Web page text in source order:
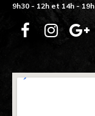
9h30 - 12h et 14h - 19h